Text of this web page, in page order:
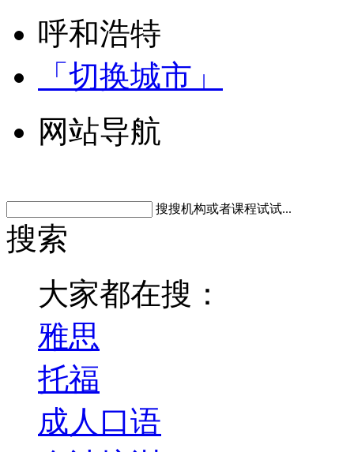
呼和浩特
「切换城市」
网站导航
搜搜机构或者课程试试...
搜索
大家都在搜：
雅思
托福
成人口语